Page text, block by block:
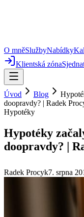
O mněSlužbyNabídky
Klientská zóna
Úvod Blog
doopravdy? | Radek
Hypotéky
Hypotéky
doopravdy? |
Radek Procyk7. srpna